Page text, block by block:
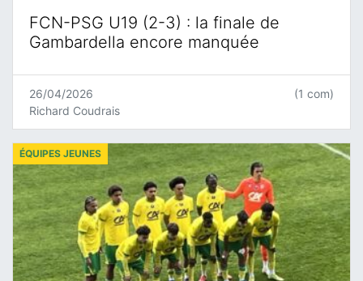
FCN-PSG U19 (2-3) : la finale de
Gambardella encore manquée
26/04/2026
Richard Coudrais
(1 com)
ÉQUIPES JEUNES